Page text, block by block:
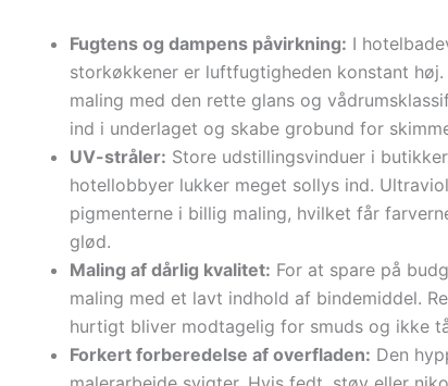
Fugtens og dampens påvirkning: I
storkøkkener er luftfugtigheden konstant
maling med den rette glans og
ind i underlaget og skabe grobund for
UV-stråler: Store udstillingsvinduer i
hotellobbyer lukker meget sollys ind.
pigmenterne i billig maling, hvilket får
glød.
Maling af dårlig kvalitet: For at spare på
maling med et lavt indhold af bindemiddel.
hurtigt bliver modtagelig for smuds og ikke
Forkert forberedelse af overfladen: Den